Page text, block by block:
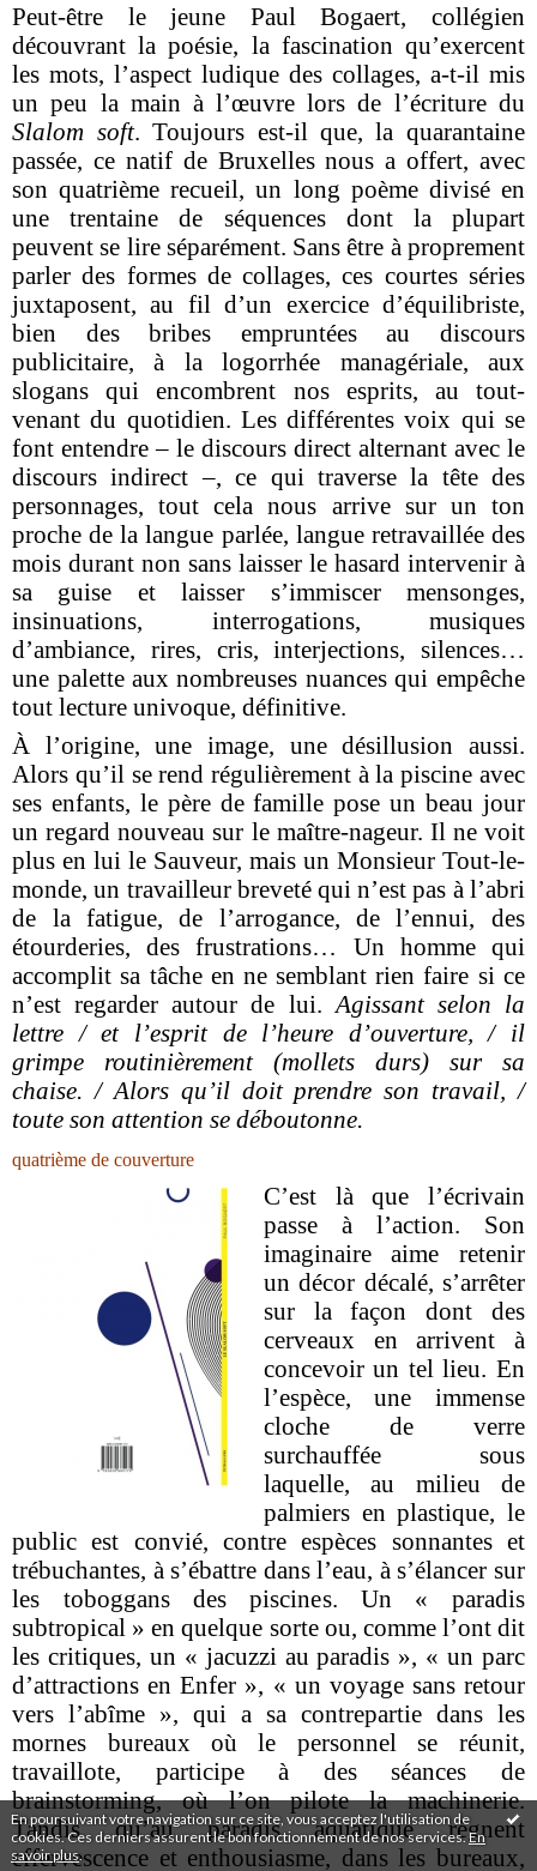
En poursuivant votre navigation sur ce site, vous acceptez l'utilisation de
cookies. Ces derniers assurent le bon fonctionnement de nos services.En
savoir plus.
Peut-être le jeune Paul Bogaert, collégien
découvrant la poésie, la fascination qu’exercent
les mots, l’aspect ludique des collages, a-t-il mis
un peu la main à l’œuvre lors de l’écriture du
Slalom soft. Toujours est-il que, la quarantaine
passée, ce natif de Bruxelles nous a offert, avec
son quatrième recueil, un long poème divisé en
une trentaine de séquences dont la plupart
peuvent se lire séparément. Sans être à proprement
parler des formes de collages, ces courtes séries
juxtaposent, au fil d’un exercice d’équilibriste,
bien des bribes empruntées au discours
publicitaire, à la logorrhée managériale, aux
slogans qui encombrent nos esprits, au tout-
venant du quotidien. Les différentes voix qui se
font entendre – le discours direct alternant avec le
discours indirect –, ce qui traverse la tête des
personnages, tout cela nous arrive sur un ton
proche de la langue parlée, langue retravaillée des
mois durant non sans laisser le hasard intervenir à
sa guise et laisser s’immiscer mensonges,
insinuations, interrogations, musiques
d’ambiance, rires, cris, interjections, silences…
une palette aux nombreuses nuances qui empêche
tout lecture univoque, définitive.
À l’origine, une image, une désillusion aussi.
Alors qu’il se rend régulièrement à la piscine avec
ses enfants, le père de famille pose un beau jour
un regard nouveau sur le maître-nageur. Il ne voit
plus en lui le Sauveur, mais un Monsieur Tout-le-
monde, un travailleur breveté qui n’est pas à l’abri
de la fatigue, de l’arrogance, de l’ennui, des
étourderies, des frustrations… Un homme qui
accomplit sa tâche en ne semblant rien faire si ce
n’est regarder autour de lui. Agissant selon la
lettre / et l’esprit de l’heure d’ouverture, / il
grimpe routinièrement (mollets durs) sur sa
chaise. / Alors qu’il doit prendre son travail, /
toute son attention se déboutonne.
quatrième de couverture
C’est là que l’écrivain
passe à l’action. Son
imaginaire aime retenir
un décor décalé, s’arrêter
sur la façon dont des
cerveaux en arrivent à
concevoir un tel lieu. En
l’espèce, une immense
cloche de verre
surchauffée sous
laquelle, au milieu de
palmiers en plastique, le
public est convié, contre espèces sonnantes et
trébuchantes, à s’ébattre dans l’eau, à s’élancer sur
les toboggans des piscines. Un « paradis
subtropical » en quelque sorte ou, comme l’ont dit
les critiques, un « jacuzzi au paradis », « un parc
d’attractions en Enfer », « un voyage sans retour
vers l’abîme », qui a sa contrepartie dans les
mornes bureaux où le personnel se réunit,
travaillote, participe à des séances de
brainstorming, où l’on pilote la machinerie.
Tandis qu’au paradis aquatique règnent
effervescence et enthousiasme, dans les bureaux,